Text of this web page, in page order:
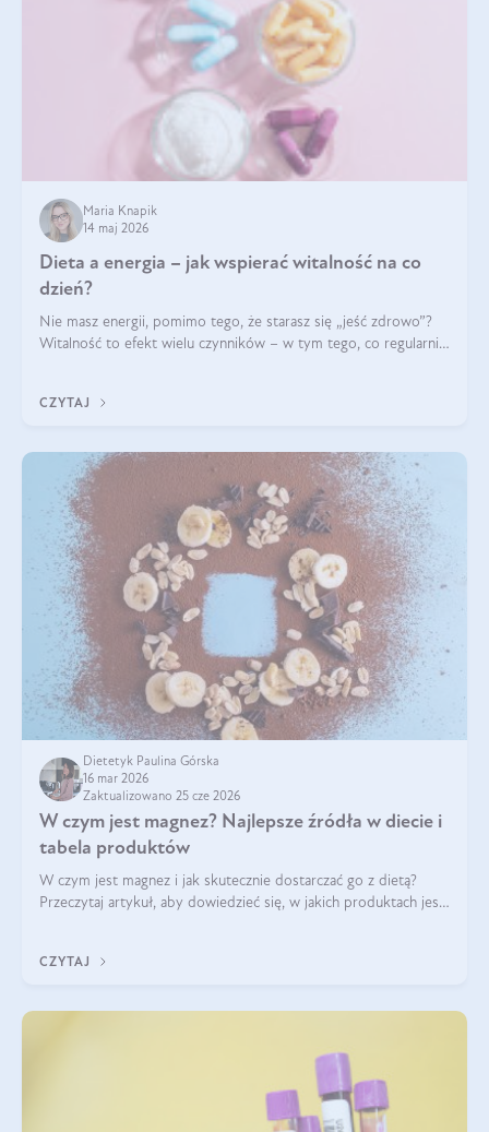
Maria Knapik
14 maj 2026
Dieta a energia – jak wspierać witalność na co
dzień?
Nie masz energii, pomimo tego, że starasz się „jeść zdrowo”?
Witalność to efekt wielu czynników – w tym tego, co regularnie
CZYTAJ
Dietetyk Paulina Górska
16 mar 2026
Zaktualizowano 25 cze 2026
W czym jest magnez? Najlepsze źródła w diecie i
tabela produktów
W czym jest magnez i jak skutecznie dostarczać go z dietą?
Przeczytaj artykuł, aby dowiedzieć się, w jakich produktach jest
CZYTAJ